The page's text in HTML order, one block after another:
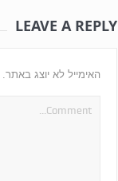
LEAVE A REPLY
האימייל לא יוצג באתר.